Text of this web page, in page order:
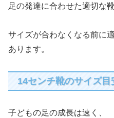
足の発達に合わせた適切な
サイズが合わなくなる前に
あります。
14センチ靴のサイズ目
子どもの足の成長は速く、